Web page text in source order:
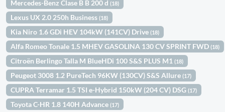
Mercedes-Benz Clase B B 200 d(18)
Lexus UX 2.0 250h Business(18)
Kia Niro 1.6 GDi HEV 104kW (141CV) Drive(18)
Alfa Romeo Tonale 1.5 MHEV GASOLINA 130 CV SPRINT FWD(18)
Citroën Berlingo Talla M BlueHDi 100 S&S PLUS M1(18)
Peugeot 3008 1.2 PureTech 96KW (130CV) S&S Allure(17)
CUPRA Terramar 1.5 TSI e-Hybrid 150kW (204 CV) DSG(17)
Toyota C-HR 1.8 140H Advance(17)